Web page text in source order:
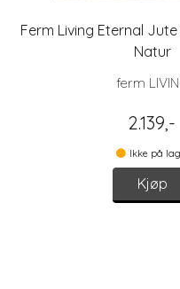
Ferm Living Eternal
Natur
ferm
2.139,-
Ikke på
Kjøp